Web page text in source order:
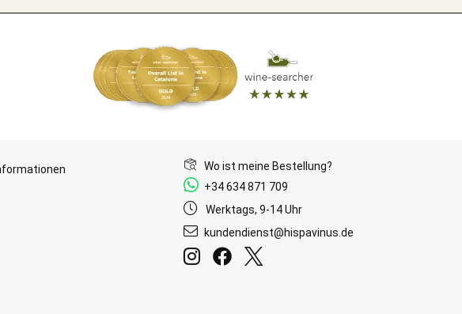
Wo ist meine Bestellung?
+34 634 871 709
Werktags, 9-14 Uhr
kundendienst@hispavinus.de